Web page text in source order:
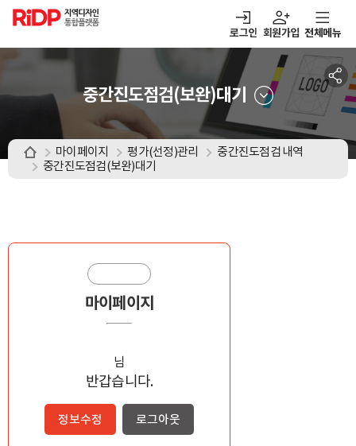
RiDP 지역디자인
통합플랫폼
로그인 회원가입
열기 알림마당
열기 아이디어뱅크
전체메뉴
중간진도점검(보완)대기
마이페이지 평가(선정)관리
중간진도점검 내역
중간진도점검(보완)대기
마이페이지
님
반갑습니다.
정보수정 로그아웃